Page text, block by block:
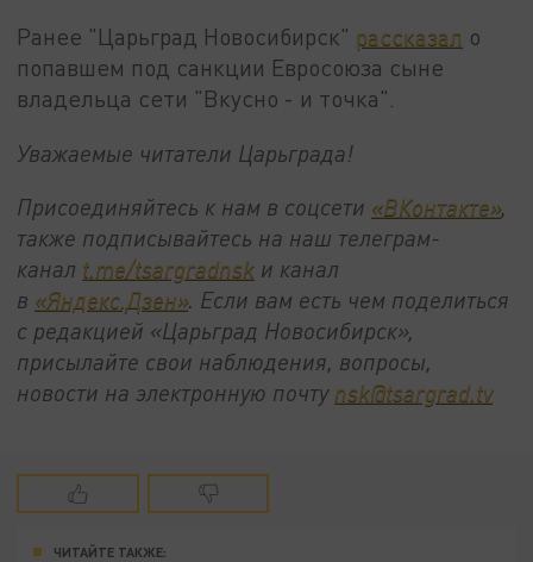
Ранее "Царьград Новосибирск" рассказал о
попавшем под санкции Евросоюза сыне
владельца сети "Вкусно - и точка".
Уважаемые читатели Царьграда!
Присоединяйтесь к нам в соцсети «ВКонтакте»,
также подписывайтесь на наш телеграм-
канал t.me/tsargradnsk и канал
в «Яндекс.Дзен». Если вам есть чем поделиться
с редакцией «Царьград Новосибирск»,
присылайте свои наблюдения, вопросы,
новости на электронную почту nsk@tsargrad.tv
ЧИТАЙТЕ ТАКЖЕ: